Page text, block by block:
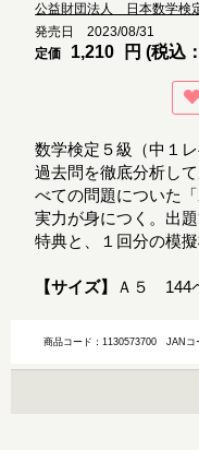
公益財団法人 日本数学検
発売日 2023/08/31
定価
1,210 円 (税込
数学検定５級（中１
過去問を徹底分析し
べての問題についた
実力が身につく。出
特典と、１回分の模擬
【サイズ】 Ａ５ 144
商品コード：1130573700JANコ